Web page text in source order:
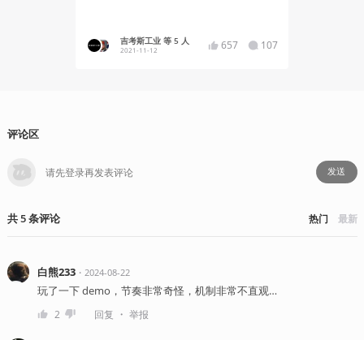
吉考斯工业 等 5 人
2021-11-12 657 107
评论区
发送
共5条评论 热门 最新
白熊233・ 2024-08-22
玩了一下 demo，节奏非常奇怪，机制非常不直观…
2 回复 ・ 举报